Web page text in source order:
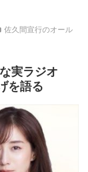
佐久間宣行のオール
実ラジオ
を語る